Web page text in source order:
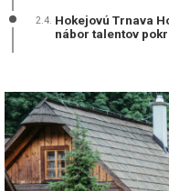
2.4. Hokejovú Trnava
nábor talentov